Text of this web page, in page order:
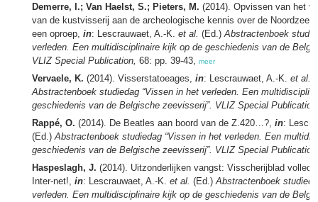
Demerre, I.; Van Haelst, S.; Pieters, M. (2014). Opvissen van het
van de kustvisserij aan de archeologische kennis over de Noordzee:
een oproep, in: Lescrauwaet, A.-K. et al. (Ed.)Abstractenboek
verleden. Een multidisciplinaire kijk op de geschiedenis van de
VLIZ Special Publication, 68: pp. 39-43, meer
Vervaele, K. (2014). Visserstatoeages, in: Lescrauwaet, A.-K. et al.
Abstractenboek studiedag “Vissen in het verleden. Een
geschiedenis van de Belgische zeevisserij”. VLIZ Special
Rappé, O. (2014). De Beatles aan boord van de Z.420…?, in:
(Ed.)Abstractenboek studiedag “Vissen in het verleden. Een
geschiedenis van de Belgische zeevisserij”. VLIZ Special
Haspeslagh, J. (2014). Uitzonderlijken vangst: Visscherijblad
Inter-net!, in: Lescrauwaet, A.-K. et al. (Ed.)Abstractenboek
verleden. Een multidisciplinaire kijk op de geschiedenis van de